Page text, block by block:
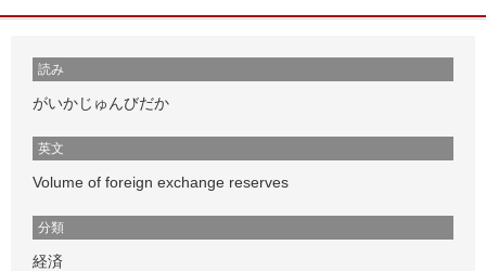
読み
がいかじゅんびだか
英文
Volume of foreign exchange reserves
分類
経済